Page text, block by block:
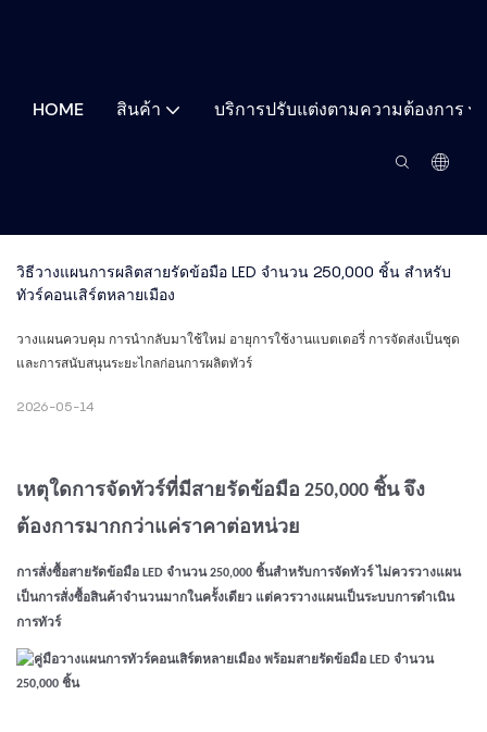
HOME สินค้า บริการปรับแต่งตามความต้องการ
วิธีวางแผนการผลิตสายรัดข้อมือ LED จำนวน 250,000 ชิ้น สำหรับ
ทัวร์คอนเสิร์ตหลายเมือง
วางแผนควบคุม การนำกลับมาใช้ใหม่ อายุการใช้งานแบตเตอรี่ การจัดส่งเป็นชุด
และการสนับสนุนระยะไกลก่อนการผลิตทัวร์
2026-05-14
เหตุใดการจัดทัวร์ที่มีสายรัดข้อมือ 250,000 ชิ้น จึง
ต้องการมากกว่าแค่ราคาต่อหน่วย
การสั่งซื้อสายรัดข้อมือ LED จำนวน 250,000 ชิ้นสำหรับการจัดทัวร์ ไม่ควรวางแผน
เป็นการสั่งซื้อสินค้าจำนวนมากในครั้งเดียว แต่ควรวางแผนเป็นระบบการดำเนิน
การทัวร์